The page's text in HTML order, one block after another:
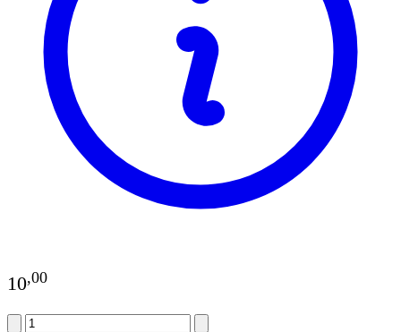
10,00